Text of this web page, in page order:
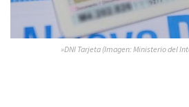
»DNI Tarjeta (Imagen: Ministerio del